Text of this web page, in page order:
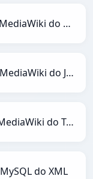
MediaWiki do DAX
MediaWiki do Jira
MediaWiki do Textile
MySQL do XML